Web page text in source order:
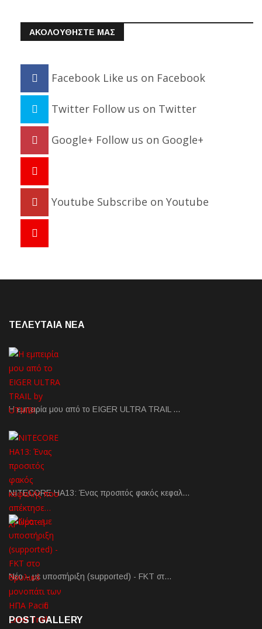
ΑΚΟΛΟΥΘΗΣΤΕ ΜΑΣ
Facebook Like us on Facebook
Twitter Follow us on Twitter
Google+ Follow us on Google+
Youtube Subscribe on Youtube
ΤΕΛΕΥΤΑΙΑ NEA
Η εμπειρία μου από το EIGER ULTRA TRAIL …
NITECORE HA13: Ένας προσιτός φακός κεφαλ…
Νέο – με υποστήριξη (supported) - FKT στ…
POST GALLERY